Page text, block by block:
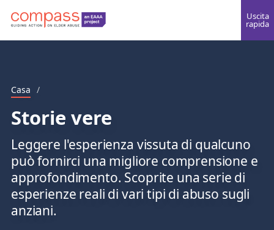
Uscita
rapida
Casa /
Storie vere
Leggere l'esperienza vissuta di qualcuno
può fornirci una migliore comprensione e
approfondimento. Scoprite una serie di
esperienze reali di vari tipi di abuso sugli
anziani.